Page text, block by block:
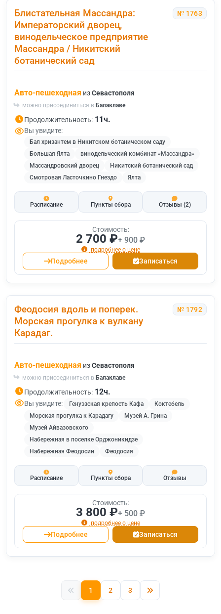
Блистательная Массандра:
Императорский дворец,
винодельческое предприятие
Массандра / Никитский
ботанический сад
№ 1763
Авто-пешеходная изСевастополя
можно присоединиться в Балаклаве
Продолжительность: 11ч.
Вы увидите:
Бал хризантем в Никитском ботаническом саду
Большая Ялта
винодельческий комбинат «Массандра»
Массандровский дворец
Никитский ботанический сад
Смотровая Ласточкино Гнездо
Ялта
Расписание Пункты сбора Отзывы (2)
Стоимость:
2 700 ₽+ 900 ₽
подробнее о цене
Подробнее Записаться
Феодосия вдоль и поперек.
Морская прогулка к вулкану
Карадаг.
№ 1792
Авто-пешеходная изСевастополя
можно присоединиться в Балаклаве
Продолжительность: 12ч.
Вы увидите: Генуэзская крепость Кафа
Коктебель
Морская прогулка к Карадагу
Музей А. Грина
Музей Айвазовского
Набережная в поселке Орджоникидзе
Набережная Феодосии
Феодосия
Расписание Пункты сбора Отзывы
Стоимость:
3 800 ₽+ 500 ₽
подробнее о цене
Подробнее Записаться
1 2 3